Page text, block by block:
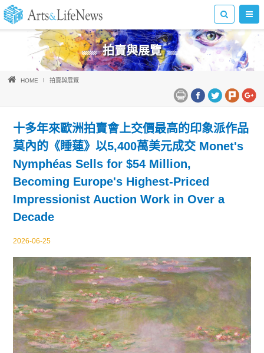
拍賣與展覽
HOME 拍賣與展覽
十多年來歐洲拍賣會上交價最高的印象派作品
莫內的《睡蓮》以5,400萬美元成交 Monet's
Nymphéas Sells for $54 Million,
Becoming Europe's Highest-Priced
Impressionist Auction Work in Over a
Decade
2026-06-25